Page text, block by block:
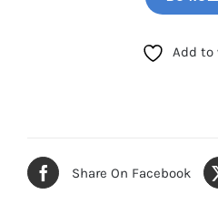
Add
Share On Facebook